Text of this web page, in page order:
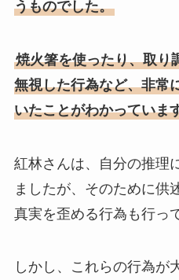
うものでした。
焼火箸を使ったり、取り
無視した行為など、非常
いたことがわかっていま
紅林さんは、自分の推理
ましたが、そのために供
真実を歪める行為も行っ
しかし、これらの行為が